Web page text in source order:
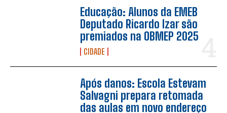
Educação: Alunos da EMEB
Deputado Ricardo Izar são
premiados na OBMEP 2025
CIDADE
Após danos: Escola Estevam
Salvagni prepara retomada
das aulas em novo endereço